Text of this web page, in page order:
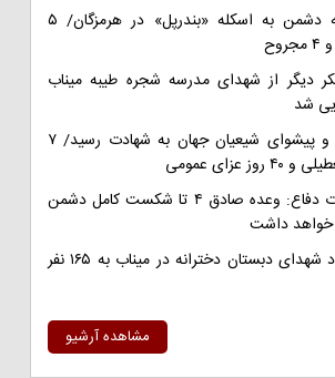
حمله دشمن به اسکله «بندرپل» در هرمزگان/ ۵
دیگر از شهدای مدرسه شجره طیبه میناب
شد
رهبر و پیشوای شیعیان جهان به شهادت رسید/ ۷
روز عزای عمومی
وزارت دفاع: وعده صادق ۴ تا شکست کامل دشمن
خواهد داشت
تعداد شهدای دبستان دخترانه در میناب به ۱۶۵ نفر
مشاهده آرشیو